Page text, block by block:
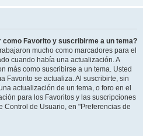
Favorito y suscribirme a un tema?
mucho como marcadores para el
cuando había una actualización. A
más como suscribirse a un tema. Usted
Favorito se actualiza. Al suscribirte, sin
actualización de un tema, o foro en el
para los Favoritos y las suscripciones
Control de Usuario, en "Preferencias de